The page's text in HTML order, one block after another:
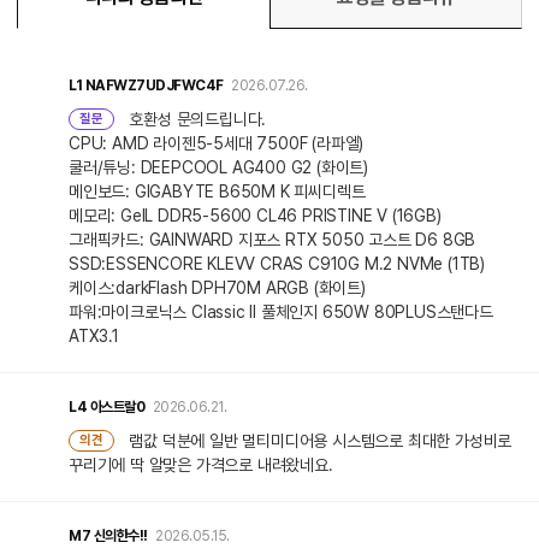
L1 NAFWZ7UDJFWC4F 2026.07.26.
질문
호환성 문의드립니다.
CPU: AMD 라이젠5-5세대 7500F (라파엘)
쿨러/튜닝: DEEPCOOL AG400 G2 (화이트)
메인보드: GIGABYTE B650M K 피씨디렉트
메모리: GeIL DDR5-5600 CL46 PRISTINE V (16GB)
그래픽카드: GAINWARD 지포스 RTX 5050 고스트 D6 8GB
SSD:ESSENCORE KLEVV CRAS C910G M.2 NVMe (1TB)
케이스:darkFlash DPH70M ARGB (화이트)
파워:마이크로닉스 Classic II 풀체인지 650W 80PLUS스탠다드
ATX3.1
L4 아스트랄0 2026.06.21.
의견
램값 덕분에 일반 멀티미디어용 시스템으로 최대한 가성비로
꾸리기에 딱 알맞은 가격으로 내려왔네요.
M7 신의한수!! 2026.05.15.